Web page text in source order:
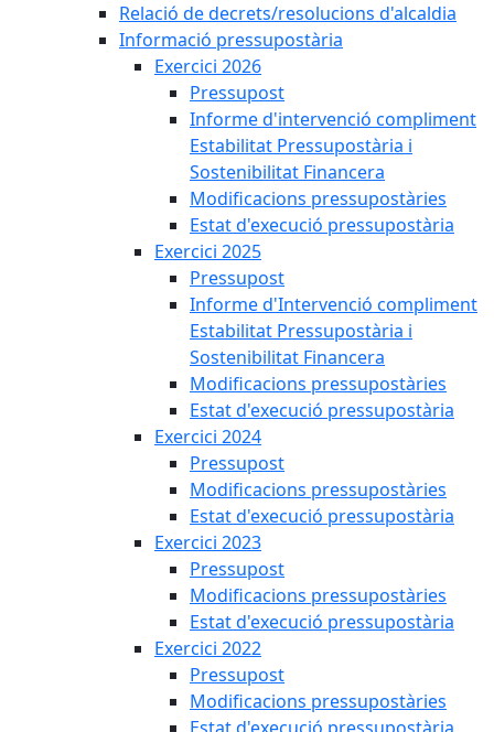
Relació de decrets/resolucions d'alcaldia
Informació pressupostària
Exercici 2026
Pressupost
Informe d'intervenció compliment
Estabilitat Pressupostària i
Sostenibilitat Financera
Modificacions pressupostàries
Estat d'execució pressupostària
Exercici 2025
Pressupost
Informe d'Intervenció compliment
Estabilitat Pressupostària i
Sostenibilitat Financera
Modificacions pressupostàries
Estat d'execució pressupostària
Exercici 2024
Pressupost
Modificacions pressupostàries
Estat d'execució pressupostària
Exercici 2023
Pressupost
Modificacions pressupostàries
Estat d'execució pressupostària
Exercici 2022
Pressupost
Modificacions pressupostàries